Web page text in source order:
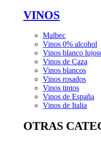
VINOS
Malbec
Vinos 0% alcohol
Vinos blanco
Vinos de Caza
Vinos blancos
Vinos rosados
Vinos tintos
Vinos de España
Vinos de Italia
OTRAS